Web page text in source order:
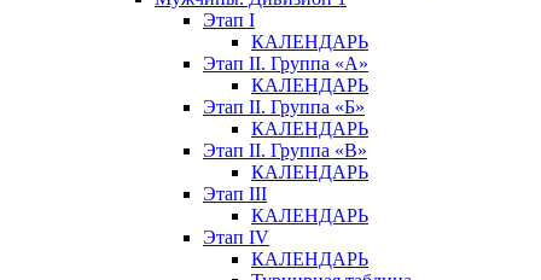
Этап I
КАЛЕНДАРЬ
Этап II. Группа «А»
КАЛЕНДАРЬ
Этап II. Группа «Б»
КАЛЕНДАРЬ
Этап II. Группа «В»
КАЛЕНДАРЬ
Этап III
КАЛЕНДАРЬ
Этап IV
КАЛЕНДАРЬ